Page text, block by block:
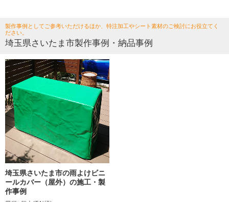
製作事例としてご参考いただけるほか、特注加工やシート素材のご検討にお役立てく
ださい。
埼玉県さいたま市製作事例・納品事例
埼玉県さいたま市の雨よけビニ
ールカバー（屋外）の施工・製
作事例